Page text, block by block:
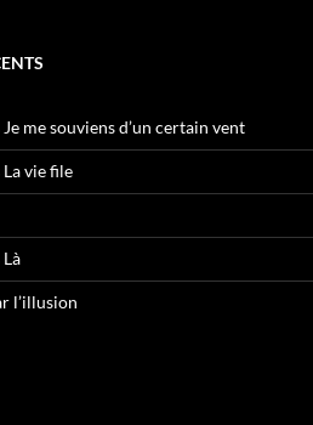
Je me souviens d’un certain vent
La vie file
Là
l’illusion